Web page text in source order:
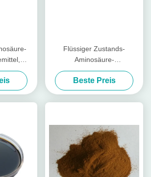
Flüssiger Zustands-
Aminosäure-
Betriebsdüngemittel-
Kalziumbor-freies Chlor und
Nitrat
Beste Preis